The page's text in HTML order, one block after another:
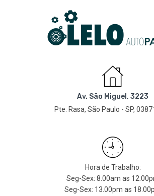
Av. São Miguel, 3223
Pte. Rasa, São Paulo - SP,
Hora de Trabalho:
Seg-Sex: 8.00am as
Seg-Sex: 13.00pm as